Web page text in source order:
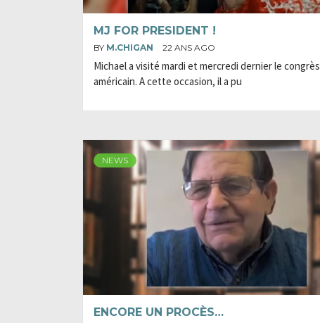
MJ FOR PRESIDENT !
BY M.CHIGAN 22 ANS AGO
Michael a visité mardi et mercredi dernier le congrès
américain. A cette occasion, il a pu
NEWS
ENCORE UN PROCÈS…